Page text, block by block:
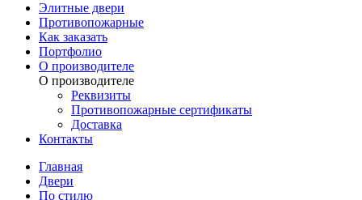
Элитные двери
Противопожарные
Как заказать
Портфолио
О производителе
О производителе
Реквизиты
Противопожарные сертификаты
Доставка
Контакты
Главная
Двери
По стилю